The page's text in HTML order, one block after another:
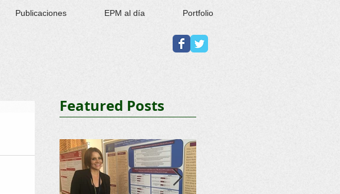
Publicaciones EPM al día Portfolio
Featured Posts